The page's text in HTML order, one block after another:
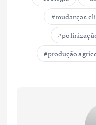
mudanças
produção